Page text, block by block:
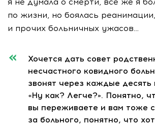
по жизни, но боялась
и прочих больничных ужасов…
Хочется дать совет
несчастного ковидного
звонят через каждые десять
«Ну как? Легче?». Понятно,
вы переживаете и вам тоже
за больного, понятно, что